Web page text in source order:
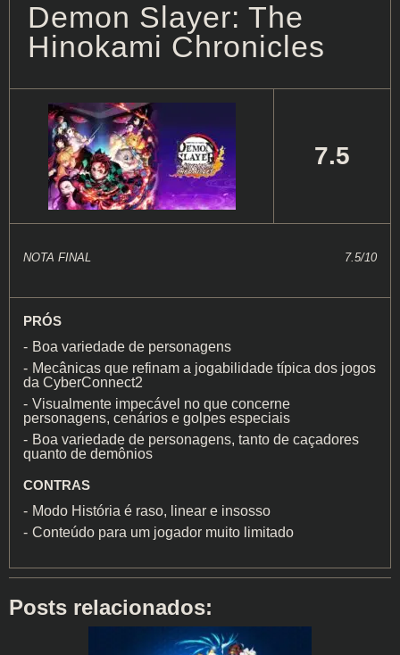
Demon Slayer: The
Hinokami Chronicles
7.5
NOTA FINAL 7.5/10
PRÓS
Boa variedade de personagens
Mecânicas que refinam a jogabilidade típica dos jogos
da CyberConnect2
Visualmente impecável no que concerne
personagens, cenários e golpes especiais
Boa variedade de personagens, tanto de caçadores
quanto de demônios
CONTRAS
Modo História é raso, linear e insosso
Conteúdo para um jogador muito limitado
Posts relacionados: